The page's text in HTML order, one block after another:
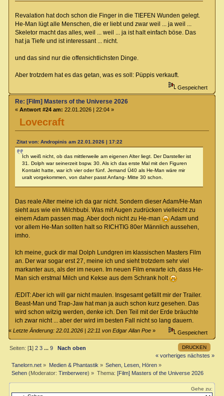
Revalation hat doch schon die Finger in die TIEFEN Wunden gelegt.
He-Man lügt alle Menschen, die er liebt und zwar weil ... ja weil ...
Skeletor macht das alles, weil ... weil ... ja ist halt einfach böse. Das
hat ja Tiefe und ist interessant ... nicht.
und das sind nur die offensichtlichsten Dinge.
Aber trotzdem hat es das getan, was es soll: Püppis verkauft.
Gespeichert
Lovecraft
Re: [Film] Masters of the Universe 2026
« Antwort #24 am: 22.01.2026 | 22:04 »
Zitat von: Andropinis am 22.01.2026 | 17:22
Ich weiß nicht, ob das mittlerweile am eigenen Alter liegt. Der Darsteller ist
31. Dolph war seinerzeit bspw. 30. Als ich das erste Mal mit den Figuren
Kontakt hatte, war ich vier oder fünf. Jemand Ü40 als He-Man wäre mir
uralt vorgekommen, von daher passt Anfang- Mitte 30 schon.
Das reale Alter meine ich da gar nicht. Sondern dieser Adam/He-Man
sieht aus wie ein Milchbubi. Was mit Augen zudrücken vielleicht zu
einem Adam passen mag. Aber doch nicht zu He-man
Adam und
vor allem He-Man sollten halt so RICHTIG 80er Männlich aussehen,
imho.
Ich meine, guck dir mal Dolph Lundgren im klassischen Masters Film
an. Der war sogar erst 27, meine ich und sieht trotzdem sehr viel
markanter aus, als der im neuen. Im neuen Film erwarte ich, dass He-
Man sich erstmal Milch und Kekse aus dem Schrank holt
/EDIT: Aber ich will gar nicht maulen. Insgesamt gefällt mir der Trailer.
Beast-Man und Trap-Jaw hat man ja auch schon kurz gesehen. Das
wird schon witzig werden, denke ich. Den Teil mit der Erde bräuchte
ich zwar nicht ... aber der wird im besten Fall nicht so lang dauern.
«Letzte Änderung: 22.01.2026 | 22:11 von Edgar Allan Poe » Gespeichert
DRUCKEN
Seiten: [1]2 3 ...9
Nach oben
« vorheriges nächstes »
Tanelorn.net » Medien & Phantastik» Sehen, Lesen, Hören »
Sehen (Moderator:Timberwere) » Thema: [Film] Masters of the Universe 2026
Gehe zu: